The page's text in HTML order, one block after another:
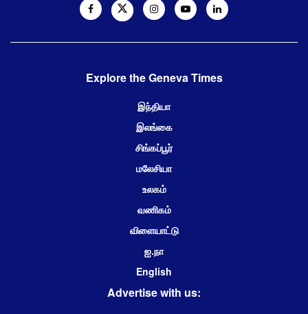
Explore the Geneva Times
இந்தியா
இலங்கை
சிங்கப்பூர்
மலேசியா
உலகம்
வணிகம்
விளையாட்டு
ஐ.நா
English
Advertise with us: